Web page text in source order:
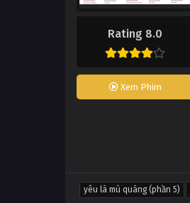
Rating 8.0
Xem Phim
yêu là mù quáng (phần 5)